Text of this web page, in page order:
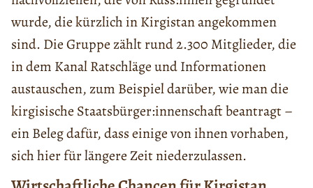
wurde, die kürzlich in Kirgistan angekommen
sind. Die Gruppe zählt rund 2.300 Mitglieder, die
in dem Kanal Ratschläge und Informationen
austauschen, zum Beispiel darüber, wie man die
kirgisische Staatsbürger:innenschaft beantragt –
ein Beleg dafür, dass einige von ihnen vorhaben,
sich hier für längere Zeit niederzulassen.